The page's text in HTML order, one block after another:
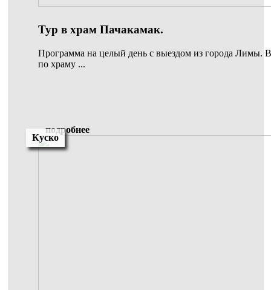
Тур в храм Пачакамак.
Программа на целый день с выездом из города Лимы.
по храму ...
подробнее
Куско